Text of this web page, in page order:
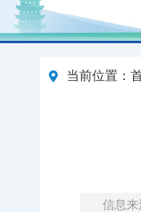
当前位置：
信息